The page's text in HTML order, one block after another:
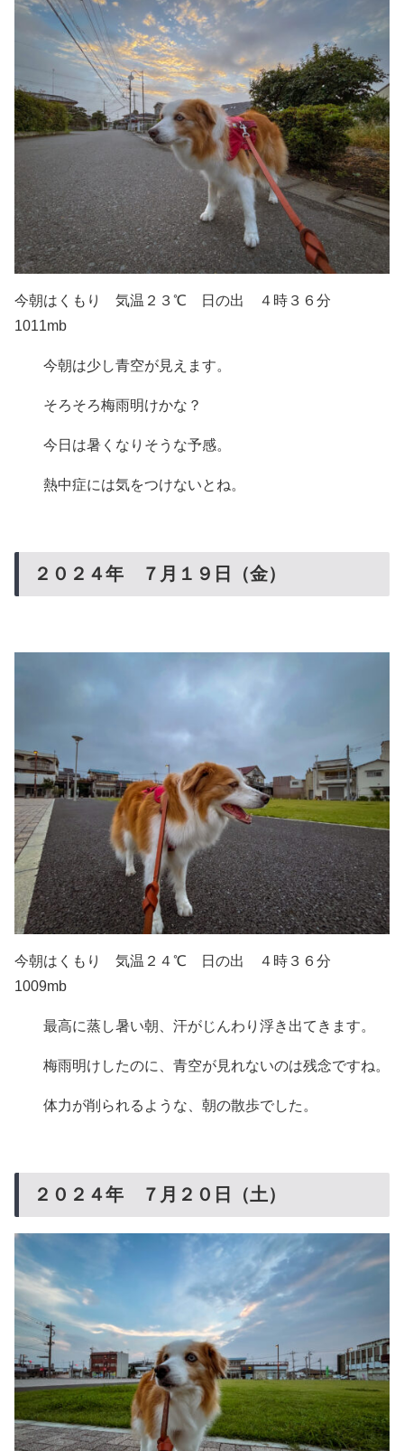
今朝はくもり 気温２３℃ 日の出 ４時３６分
1011mb
今朝は少し青空が見えます。
そろそろ梅雨明けかな？
今日は暑くなりそうな予感。
熱中症には気をつけないとね。
２０２４年 ７月１９日（金）
今朝はくもり 気温２４℃ 日の出 ４時３６分
1009mb
最高に蒸し暑い朝、汗がじんわり浮き出てきます。
梅雨明けしたのに、青空が見れないのは残念ですね。
体力が削られるような、朝の散歩でした。
２０２４年 ７月２０日（土）